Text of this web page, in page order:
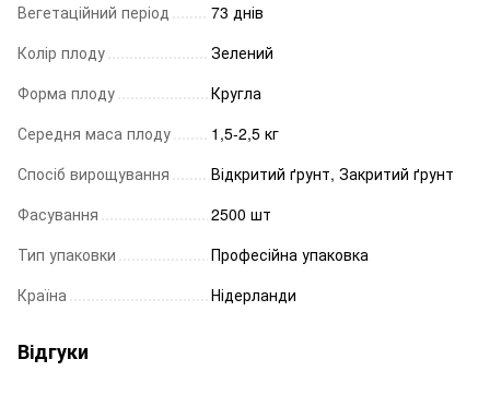
Вегетаційний період
73 днів
Колір плоду
Зелений
Форма плоду
Кругла
Середня маса плоду
1,5-2,5 кг
Спосіб вирощування
Відкритий ґрунт, Закритий ґрунт
Фасування
2500 шт
Тип упаковки
Професійна упаковка
Країна
Нідерланди
Відгуки